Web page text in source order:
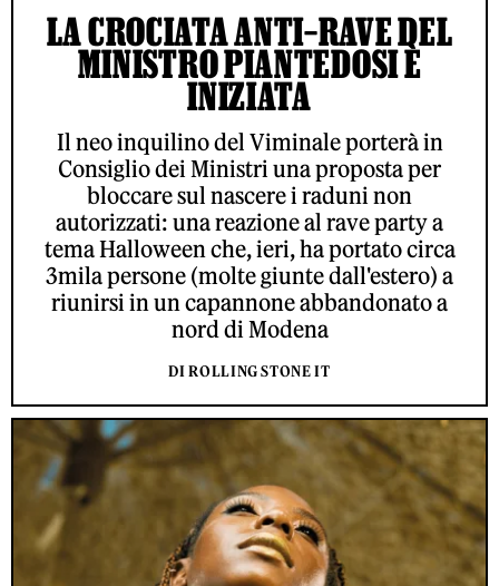
LA CROCIATA ANTI–RAVE DEL
MINISTRO PIANTEDOSI È
INIZIATA
Il neo inquilino del Viminale porterà in
Consiglio dei Ministri una proposta per
bloccare sul nascere i raduni non
autorizzati: una reazione al rave party a
tema Halloween che, ieri, ha portato circa
3mila persone (molte giunte dall'estero) a
riunirsi in un capannone abbandonato a
nord di Modena
DI ROLLING STONE IT